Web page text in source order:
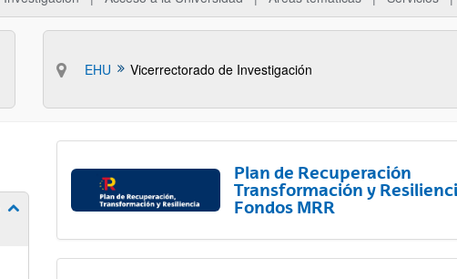
EHU Vicerrectorado de Investigación
Mostrar/ocultar subpáginas
Plan de Recuperación
Transformación y
Fondos MRR